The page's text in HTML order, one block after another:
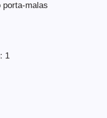
porta-malas
1